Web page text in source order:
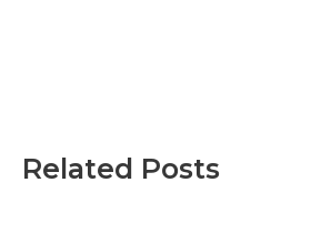
Related Posts